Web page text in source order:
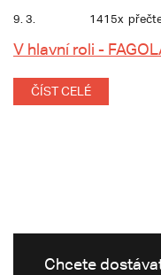
9. 3. 1415x
V hlavní roli -
ČÍST CELÉ
Chcete